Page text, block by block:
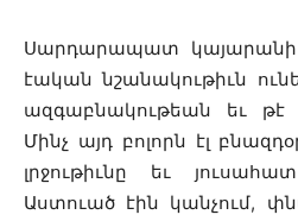
Սարդարապատ կայարանի
էական նշանակութիւն
ազգաբնակութեան եւ թէ
Մինչ այդ բոլորն էլ
լրջութիւնը եւ
Աստուած էին կանչում,